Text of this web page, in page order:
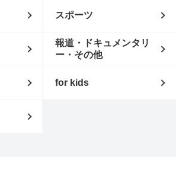
スポーツ
報道・ドキュメンタリ
ー・その他
for kids